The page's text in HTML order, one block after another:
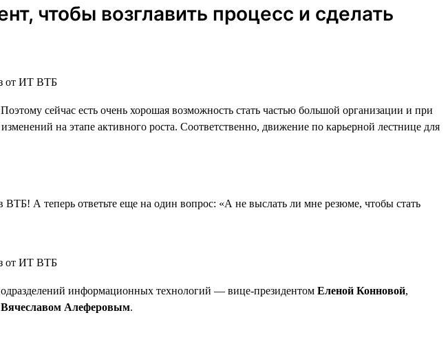
чтобы возглавить процесс и сделать
сейчас есть очень хорошая возможность стать частью большой организации и при
на этапе активного роста. Соответственно, движение по карьерной лестнице для
А теперь ответьте еще на один вопрос: «А не выслать ли мне резюме, чтобы стать
информационных технологий — вице-президентом Еленой Конновой,
Вячеславом Алеферовым.